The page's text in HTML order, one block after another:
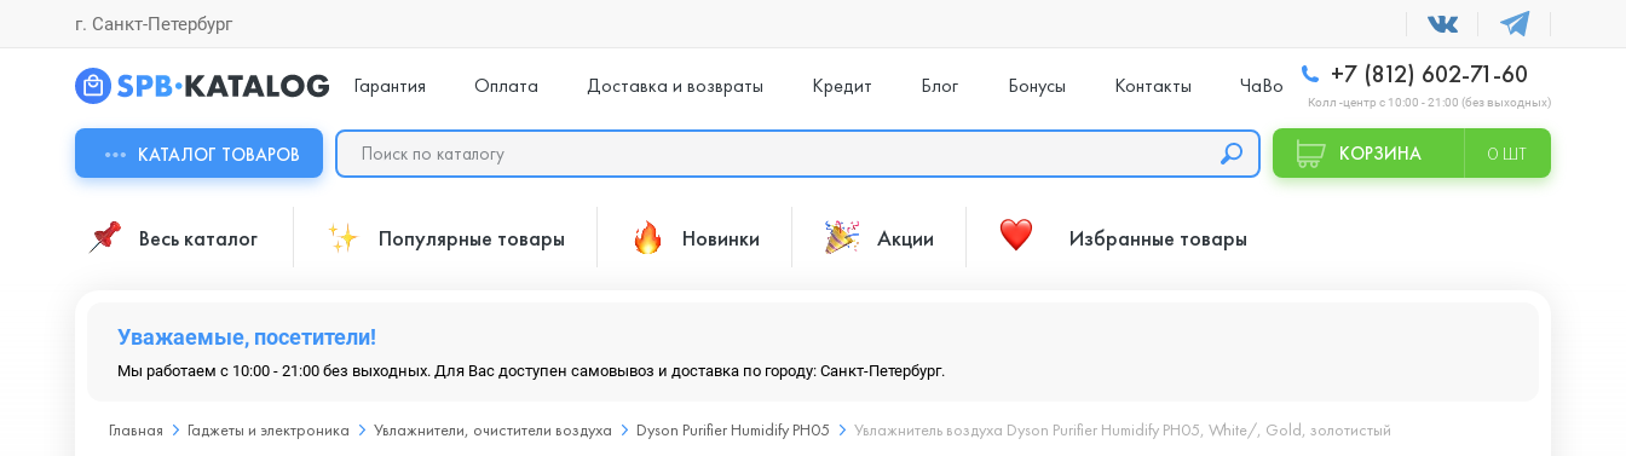
г. Санкт-Петербург
Гарантия Оплата Доставка и возвраты Кредит Блог Бонусы Контакты ЧаВо +7 (812) 602-71-60
Колл -центр с 10:00 - 21:00 (без выходных)
КАТАЛОГ ТОВАРОВ КОРЗИНА 0 ШТ
Весь каталог Популярные товары Новинки Акции Избранные товары
Уважаемые, посетители!
Мы работаем с 10:00 - 21:00 без выходных. Для Вас доступен самовывоз и доставка по городу: Санкт-Петербург.
Главная Гаджеты и электроника Увлажнители, очистители воздуха Dyson Purifier Humidify PH05 Увлажнитель воздуха Dyson Purifier Humidify PH05, White/, Gold, золотистый